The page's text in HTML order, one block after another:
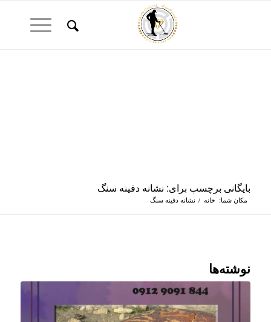
بایگانی برچسب برای: نشانه دفینه سنگ
مکان شما: خانه / نشانه دفینه سنگ
نوشته‌ها